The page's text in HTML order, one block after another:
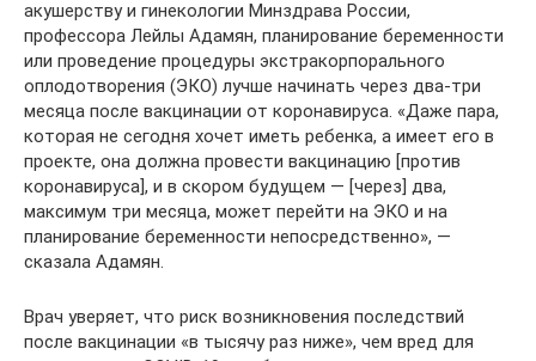
акушерству и гинекологии Минздрава России,
профессора Лейлы Адамян, планирование беременности
или проведение процедуры экстракорпорального
оплодотворения (ЭКО) лучше начинать через два-три
месяца после вакцинации от коронавируса. «Даже пара,
которая не сегодня хочет иметь ребенка, а имеет его в
проекте, она должна провести вакцинацию [против
коронавируса], и в скором будущем — [через] два,
максимум три месяца, может перейти на ЭКО и на
планирование беременности непосредственно», —
сказала Адамян.
Врач уверяет, что риск возникновения последствий
после вакцинации «в тысячу раз ниже», чем вред для